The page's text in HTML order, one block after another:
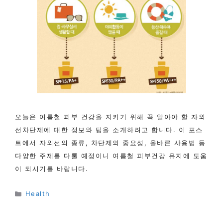
오늘은 여름철 피부 건강을 지키기 위해 꼭 알아야 할 자외
선차단제에 대한 정보와 팁을 소개하려고 합니다. 이 포스
트에서 자외선의 종류, 차단제의 중요성, 올바른 사용법 등
다양한 주제를 다룰 예정이니 여름철 피부건강 유지에 도움
이 되시기를 바랍니다.
카
Health